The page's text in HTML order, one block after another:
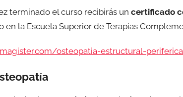
terminado el curso recibirás un certificado
en la Escuela Superior de Terapias
osteopatia-estructural-